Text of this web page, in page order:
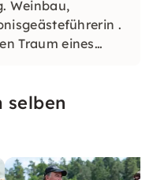
Weinbau,
.
Traum eines
selben